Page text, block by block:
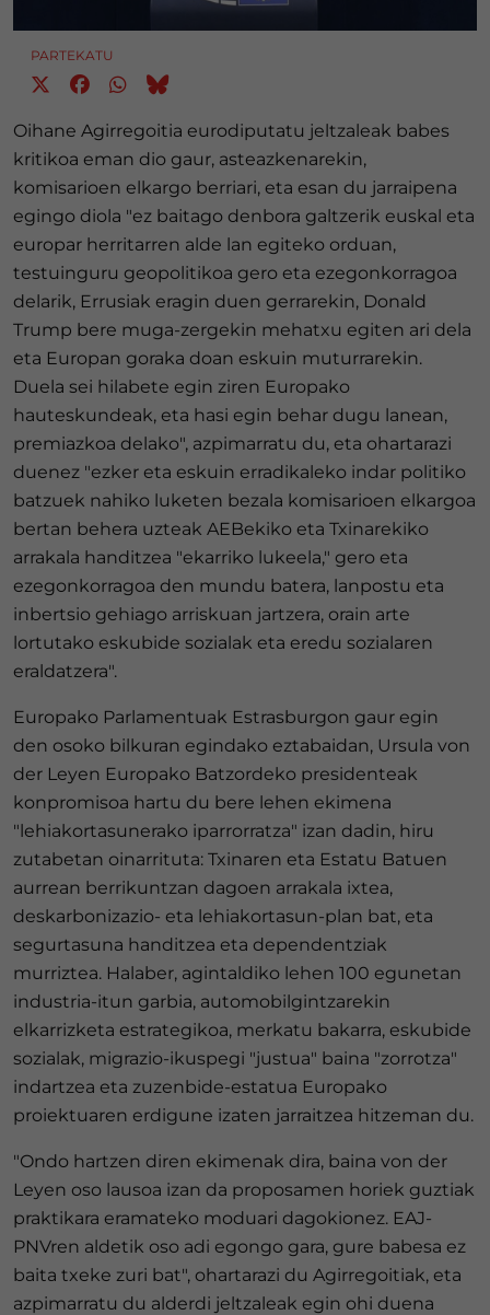
PARTEKATU
Oihane Agirregoitia eurodiputatu jeltzaleak babes
kritikoa eman dio gaur, asteazkenarekin,
komisarioen elkargo berriari, eta esan du jarraipena
egingo diola "ez baitago denbora galtzerik euskal eta
europar herritarren alde lan egiteko orduan,
testuinguru geopolitikoa gero eta ezegonkorragoa
delarik, Errusiak eragin duen gerrarekin, Donald
Trump bere muga-zergekin mehatxu egiten ari dela
eta Europan goraka doan eskuin muturrarekin.
Duela sei hilabete egin ziren Europako
hauteskundeak, eta hasi egin behar dugu lanean,
premiazkoa delako", azpimarratu du, eta ohartarazi
duenez "ezker eta eskuin erradikaleko indar politiko
batzuek nahiko luketen bezala komisarioen elkargoa
bertan behera uzteak AEBekiko eta Txinarekiko
arrakala handitzea "ekarriko lukeela," gero eta
ezegonkorragoa den mundu batera, lanpostu eta
inbertsio gehiago arriskuan jartzera, orain arte
lortutako eskubide sozialak eta eredu sozialaren
eraldatzera".
Europako Parlamentuak Estrasburgon gaur egin
den osoko bilkuran egindako eztabaidan, Ursula von
der Leyen Europako Batzordeko presidenteak
konpromisoa hartu du bere lehen ekimena
"lehiakortasunerako iparrorratza" izan dadin, hiru
zutabetan oinarrituta: Txinaren eta Estatu Batuen
aurrean berrikuntzan dagoen arrakala ixtea,
deskarbonizazio- eta lehiakortasun-plan bat, eta
segurtasuna handitzea eta dependentziak
murriztea. Halaber, agintaldiko lehen 100 egunetan
industria-itun garbia, automobilgintzarekin
elkarrizketa estrategikoa, merkatu bakarra, eskubide
sozialak, migrazio-ikuspegi "justua" baina "zorrotza"
indartzea eta zuzenbide-estatua Europako
proiektuaren erdigune izaten jarraitzea hitzeman du.
"Ondo hartzen diren ekimenak dira, baina von der
Leyen oso lausoa izan da proposamen horiek guztiak
praktikara eramateko moduari dagokionez. EAJ-
PNVren aldetik oso adi egongo gara, gure babesa ez
baita txeke zuri bat", ohartarazi du Agirregoitiak, eta
azpimarratu du alderdi jeltzaleak egin ohi duena